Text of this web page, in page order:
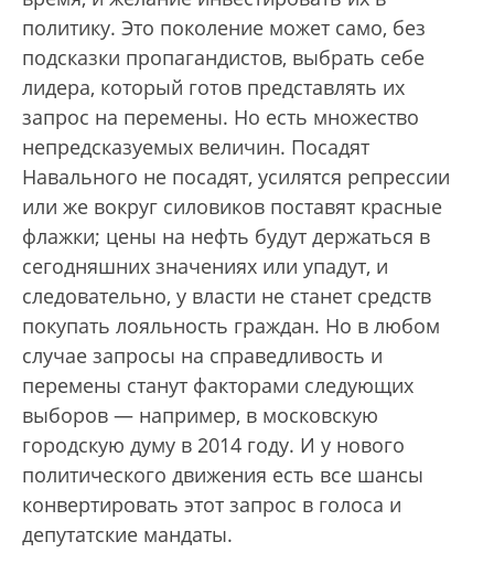
политику. Это поколение может само, без
подсказки пропагандистов, выбрать себе
лидера, который готов представлять их
запрос на перемены. Но есть множество
непредсказуемых величин. Посадят
Навального не посадят, усилятся репрессии
или же вокруг силовиков поставят красные
флажки; цены на нефть будут держаться в
сегодняшних значениях или упадут, и
следовательно, у власти не станет средств
покупать лояльность граждан. Но в любом
случае запросы на справедливость и
перемены станут факторами следующих
выборов — например, в московскую
городскую думу в 2014 году. И у нового
политического движения есть все шансы
конвертировать этот запрос в голоса и
депутатские мандаты.